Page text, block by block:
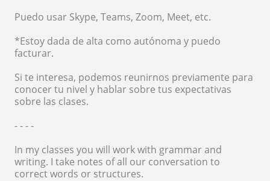
Puedo usar Skype, Teams, Zoom, Meet, etc.
*Estoy dada de alta como autónoma y puedo
facturar.
Si te interesa, podemos reunirnos previamente para
conocer tu nivel y hablar sobre tus expectativas
sobre las clases.
- - - -
In my classes you will work with grammar and
writing. I take notes of all our conversation to
correct words or structures.